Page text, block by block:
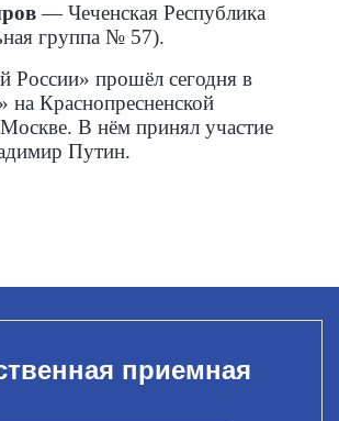
— Чеченская Республика
группа № 57).
России» прошёл сегодня в
на Краснопресненской
В нём принял участие
Путин.
приемная